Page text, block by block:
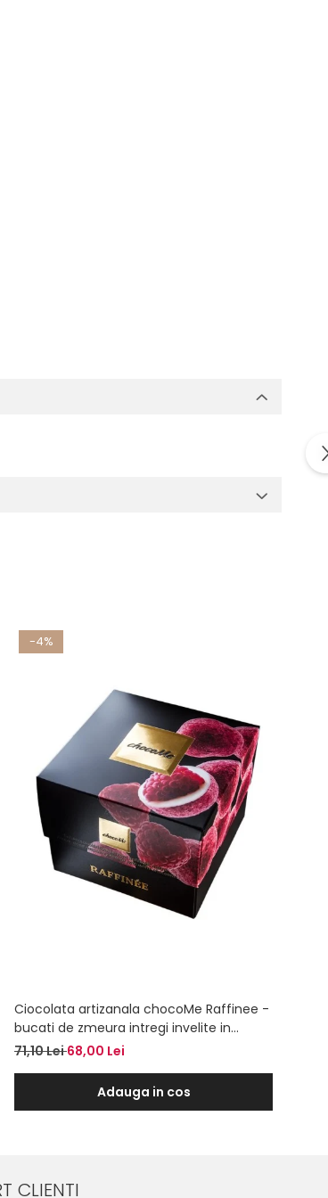
-4%
Ciocolata artizanala chocoMe Raffinee -
bucati de zmeura intregi invelite in
ciocolata alba cu vanilie de Bourbon
71,10 Lei68,00 Lei
Adauga in cos
CLIENTI